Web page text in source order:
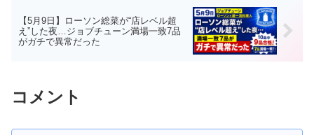
【5月9日】ローソン総菜が“店レベル超
え”した夜…ジョブチューン満場一致7品
がガチで異常だった
コメント